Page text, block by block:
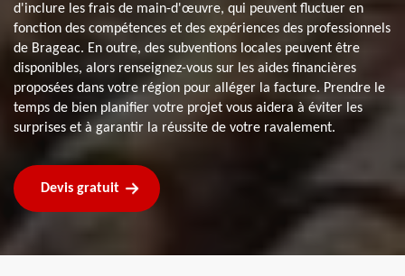
d'inclure les frais de main-d'œuvre, qui peuvent fluctuer en
fonction des compétences et des expériences des professionnels
de Brageac. En outre, des subventions locales peuvent être
disponibles, alors renseignez-vous sur les aides financières
proposées dans votre région pour alléger la facture. Prendre le
temps de bien planifier votre projet vous aidera à éviter les
surprises et à garantir la réussite de votre ravalement.
Devis gratuit